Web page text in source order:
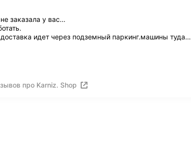
заказала у вас…
идет через подземный паркинг.машины туда…
про Karniz. Shop